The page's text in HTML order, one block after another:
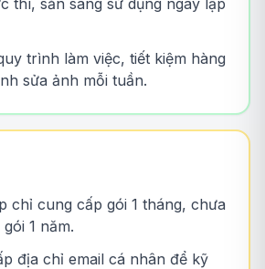
thì, sẵn sàng sử dụng ngay lập
trình làm việc, tiết kiệm hàng
sửa ảnh mỗi tuần.
chỉ cung cấp gói 1 tháng, chưa
1 năm.
địa chỉ email cá nhân để kỹ